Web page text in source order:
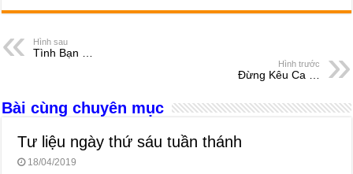
c
e
b
o
k
ss
n
er
at
p
e
er ail ar
Hình sau
Tình Bạn …
Hình trước
Đừng Kêu Ca …
Bài cùng chuyên mục
Tư liệu ngày thứ sáu tuần thánh
18/04/2019